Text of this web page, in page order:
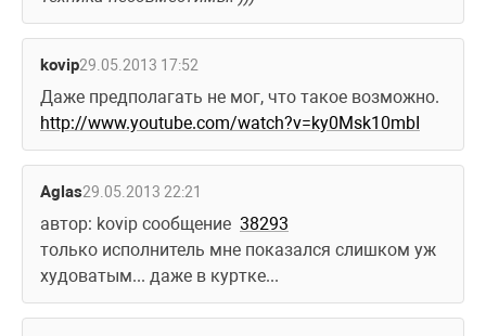
kovip29.05.2013 17:52
http://www.youtube.com/watch?v=ky0Msk10mbI
Aglas29.05.2013 22:21
автор: kovip сообщение 38293
только исполнитель мне показался слишком уж
худоватым... даже в куртке...